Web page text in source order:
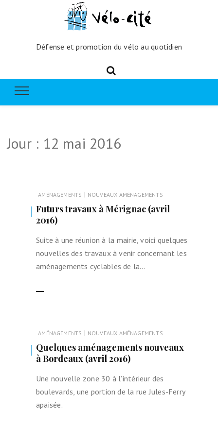
Défense et promotion du vélo au quotidien
Jour : 12 mai 2016
AMÉNAGEMENTS | NOUVEAUX AMÉNAGEMENTS
Futurs travaux à Mérignac (avril
2016)
Suite à une réunion à la mairie, voici quelques
nouvelles des travaux à venir concernant les
aménagements cyclables de la…
AMÉNAGEMENTS | NOUVEAUX AMÉNAGEMENTS
Quelques aménagements nouveaux
à Bordeaux (avril 2016)
Une nouvelle zone 30 à l’intérieur des
boulevards, une portion de la rue Jules-Ferry
apaisée.